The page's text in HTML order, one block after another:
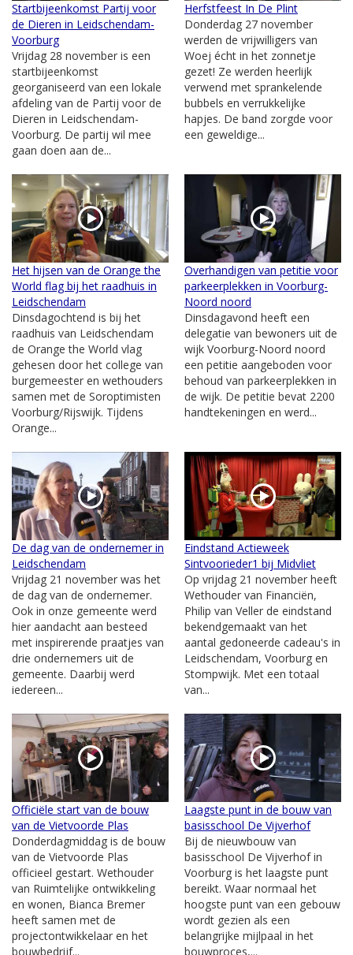
Startbijeenkomst Partij voor
de Dieren in Leidschendam-
Voorburg
Vrijdag 28 november is een
startbijeenkomst
georganiseerd van een lokale
afdeling van de Partij voor de
Dieren in Leidschendam-
Voorburg. De partij wil mee
gaan doen aan de...
Herfstfeest In De Plint
Donderdag 27 november
werden de vrijwilligers van
Woej écht in het zonnetje
gezet! Ze werden heerlijk
verwend met sprankelende
bubbels en verrukkelijke
hapjes. De band zorgde voor
een geweldige...
Het hijsen van de Orange the
World flag bij het raadhuis in
Leidschendam
Dinsdagochtend is bij het
raadhuis van Leidschendam
de Orange the World vlag
gehesen door het college van
burgemeester en wethouders
samen met de Soroptimisten
Voorburg/Rijswijk. Tijdens
Orange...
Overhandigen van petitie voor
parkeerplekken in Voorburg-
Noord noord
Dinsdagavond heeft een
delegatie van bewoners uit de
wijk Voorburg-Noord noord
een petitie aangeboden voor
behoud van parkeerplekken in
de wijk. De petitie bevat 2200
handtekeningen en werd...
De dag van de ondernemer in
Leidschendam
Vrijdag 21 november was het
de dag van de ondernemer.
Ook in onze gemeente werd
hier aandacht aan besteed
met inspirerende praatjes van
drie ondernemers uit de
gemeente. Daarbij werd
iedereen...
Eindstand Actieweek
Sintvoorieder1 bij Midvliet
Op vrijdag 21 november heeft
Wethouder van Financiën,
Philip van Veller de eindstand
bekendgemaakt van het
aantal gedoneerde cadeau's in
Leidschendam, Voorburg en
Stompwijk. Met een totaal
van...
Officiële start van de bouw
van de Vietvoorde Plas
Donderdagmiddag is de bouw
van de Vietvoorde Plas
officieel gestart. Wethouder
van Ruimtelijke ontwikkeling
en wonen, Bianca Bremer
heeft samen met de
projectontwikkelaar en het
bouwbedrijf...
Laagste punt in de bouw van
basisschool De Vijverhof
Bij de nieuwbouw van
basisschool De Vijverhof in
Voorburg is het laagste punt
bereikt. Waar normaal het
hoogste punt van een gebouw
wordt gezien als een
belangrijke mijlpaal in het
bouwproces,...